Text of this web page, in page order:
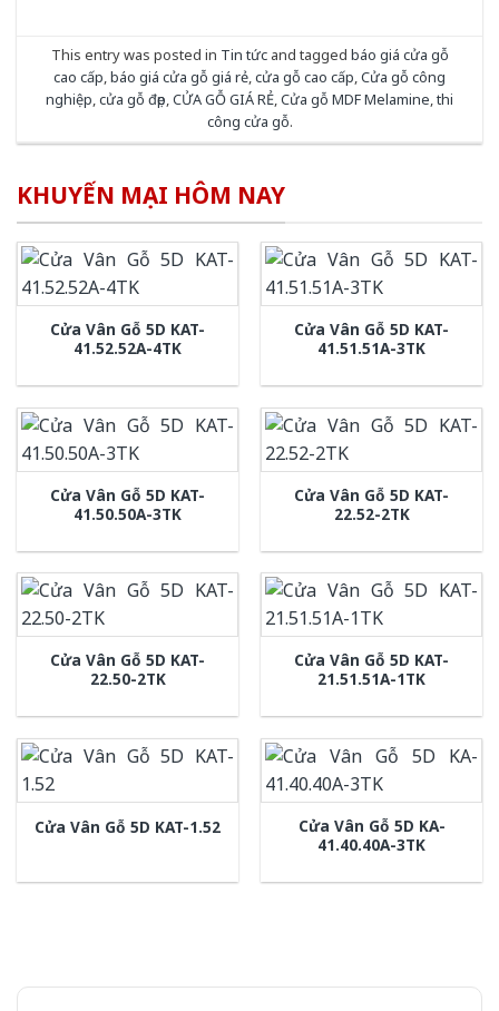
This entry was posted in Tin tứcand tagged báo giá cửa gỗ
cao cấp,báo giá cửa gỗ giá rẻ,cửa gỗ cao cấp,Cửa gỗ công
nghiệp,cửa gỗ đẹp,CỬA GỖ GIÁ RẺ,Cửa gỗ MDF Melamine,thi
công cửa gỗ.
KHUYẾN MẠI HÔM NAY
Cửa Vân Gỗ 5D KAT-
41.52.52A-4TK
Cửa Vân Gỗ 5D KAT-
41.51.51A-3TK
Cửa Vân Gỗ 5D KAT-
41.50.50A-3TK
Cửa Vân Gỗ 5D KAT-
22.52-2TK
Cửa Vân Gỗ 5D KAT-
22.50-2TK
Cửa Vân Gỗ 5D KAT-
21.51.51A-1TK
Cửa Vân Gỗ 5D KAT-1.52
Cửa Vân Gỗ 5D KA-
41.40.40A-3TK